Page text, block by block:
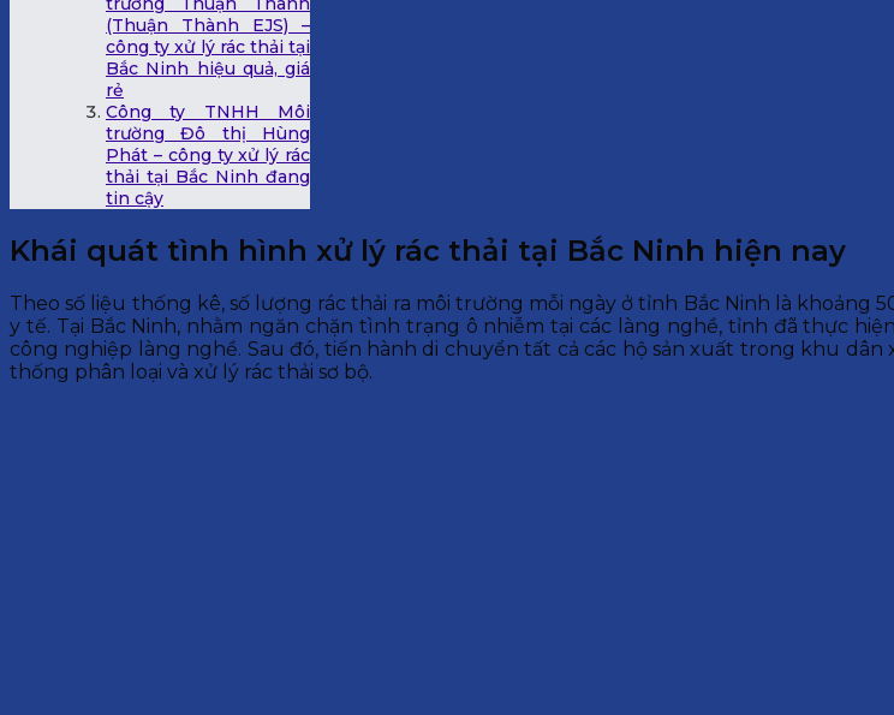
(Thuận Thành EJS) –
công ty xử lý rác thải tại
Bắc Ninh hiệu quả, giá
rẻ
Công ty TNHH Môi
trường Đô thị Hùng
Phát – công ty xử lý rác
thải tại Bắc Ninh đang
tin cậy
Khái quát tình hình xử lý rác thải tại Bắc Ninh hiện nay
Theo số liệu thống kê, số lượng rác thải ra môi trường mỗi ngày ở tỉnh Bắc Ninh là
y tế. Tại Bắc Ninh, nhằm ngăn chặn tình trạng ô nhiễm tại các làng nghề, tỉnh đã thực
công nghiệp làng nghề. Sau đó, tiến hành di chuyển tất cả các hộ sản xuất trong khu
thống phân loại và xử lý rác thải sơ bộ.